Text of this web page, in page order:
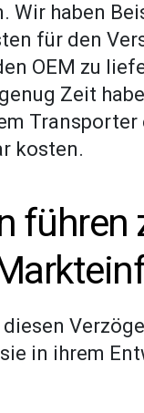
Wir haben
für den
OEM zu
Zeit
kosten.
führen
in ihrem